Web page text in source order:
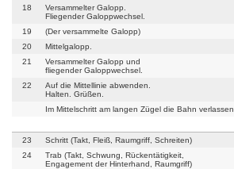
18
Versammelter Galopp.
Fliegender Galoppwechsel.
19
(Der versammelte Galopp)
20
Mittelgalopp.
21
Versammelter Galopp und
fliegender Galoppwechsel.
22
Auf die Mittellinie abwenden.
Halten. Grüßen.
Im Mittelschritt am langen Zügel die Bahn verlassen.
23
Schritt (Takt, Fleiß, Raumgriff, Schreiten)
24
Trab (Takt, Schwung, Rückentätigkeit,
Engagement der Hinterhand, Raumgriff)